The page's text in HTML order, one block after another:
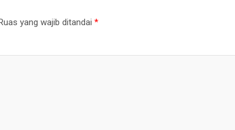
Ruas yang wajib ditandai *